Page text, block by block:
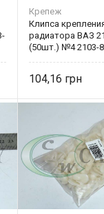
Крепеж
Клипса
радиатора ВАЗ
(50шт.) №4 2103-
104,16